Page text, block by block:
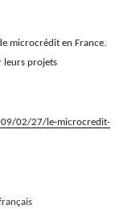
microcrédit en France.
leurs projets
02/27/le-microcredit-